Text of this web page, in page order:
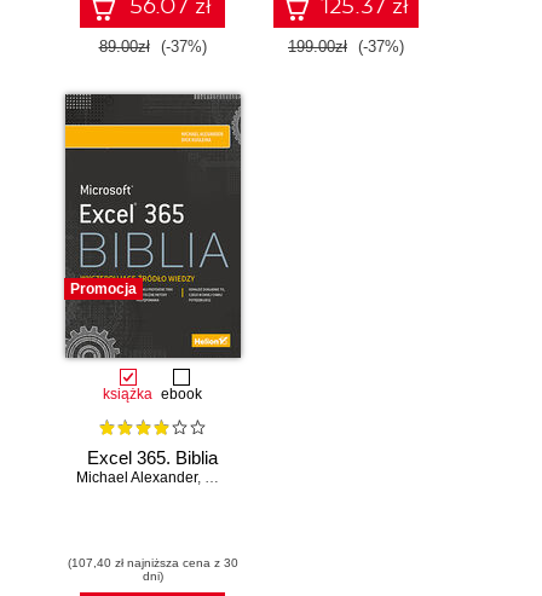
56.07 zł
89.00zł (-37%)
125.37 zł
199.00zł (-37%)
Promocja
książka ebook
Excel 365. Biblia
Michael Alexander, Dick Kusleika
(107,40 zł najniższa cena z 30
dni)